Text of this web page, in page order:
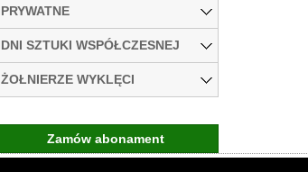
PRYWATNE
DNI SZTUKI WSPÓŁCZESNEJ
ŻOŁNIERZE WYKLĘCI
Zamów abonament